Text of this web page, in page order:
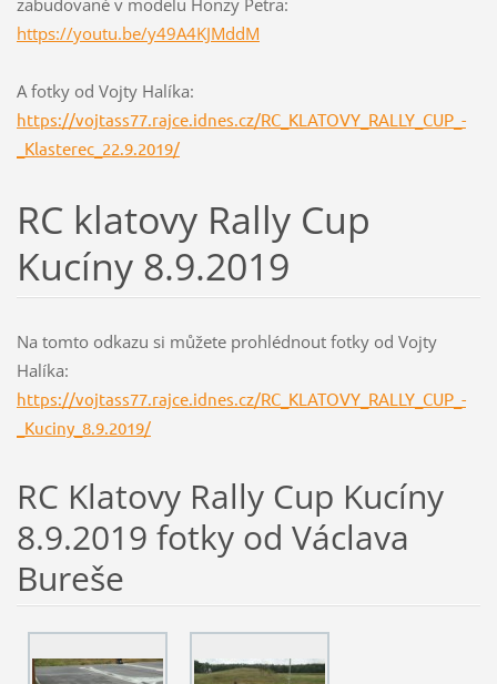
https://youtu.be/y49A4KJMddM
A fotky od Vojty Halíka:
https://vojtass77.rajce.idnes.cz/RC_KLATOVY_RALLY_CUP_-
_Klasterec_22.9.2019/
RC klatovy Rally Cup
Kucíny 8.9.2019
Na tomto odkazu si můžete prohlédnout fotky od Vojty
Halíka:
https://vojtass77.rajce.idnes.cz/RC_KLATOVY_RALLY_CUP_-
_Kuciny_8.9.2019/
RC Klatovy Rally Cup Kucíny
8.9.2019 fotky od Václava
Bureše